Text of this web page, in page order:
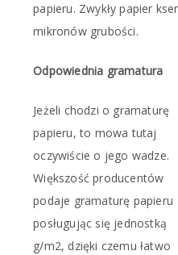
papieru. Zwykły papier
mikronów grubości.
Odpowiednia gramatura
Jeżeli chodzi o gramaturę
papieru, to mowa tutaj
oczywiście o jego wadze.
Większość producentów
podaje gramaturę papieru
posługując się jednostką
g/m2, dzięki czemu łatwo